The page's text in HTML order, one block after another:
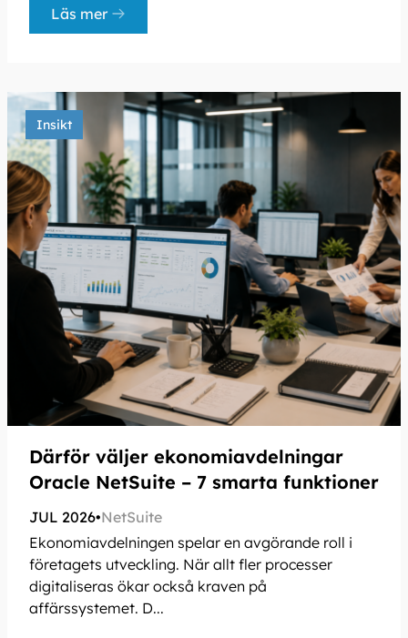
Läs mer
Insikt
Därför väljer ekonomiavdelningar
Oracle NetSuite – 7 smarta funktioner
JUL 2026•NetSuite
Ekonomiavdelningen spelar en avgörande roll i
företagets utveckling. När allt fler processer
digitaliseras ökar också kraven på
affärssystemet. D...